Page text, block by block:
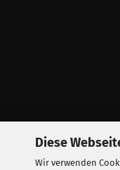
Diese
Wir verwenden